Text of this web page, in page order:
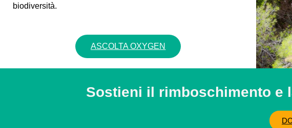
biodiversità.
ASCOLTA OXYGEN
Sostieni il rimboschimento e